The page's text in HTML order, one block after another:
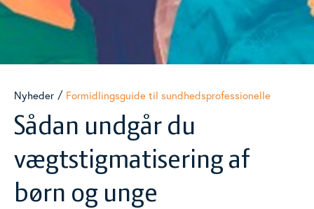
Materialer
Events
Analyser
Nyheder Formidlingsguide til sundhedsprofessionelle
Sådan undgår du
vægtstigmatisering af
børn og unge